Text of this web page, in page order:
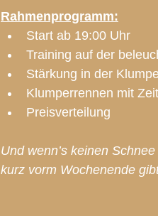
Rahmenprogramm:
Start ab 19:00 Uhr
Training auf der
Stärkung in der
Klumperrennen mit
Preisverteilung
Und wenn’s keinen
kurz vorm Wochenende